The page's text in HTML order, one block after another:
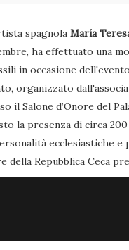
spagnola María
ha effettuato una
in occasione dell'evento
organizzato
il Salone d’Onore del
la presenza di circa
ecclesiastiche e
della Repubblica Ceca